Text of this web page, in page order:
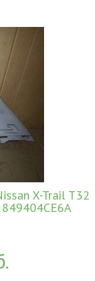
X-Trail T32